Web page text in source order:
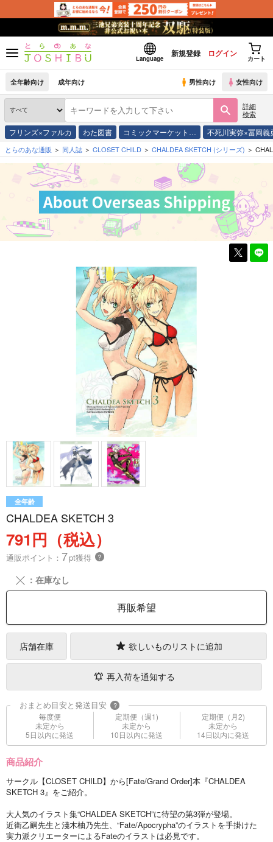
Language
新規登録 ログイン
カート
全年齢向け 成年向け 男性向け 女性向け
詳細
検索
フリンズ×ファルカ わた図書 コミックマーケット… 不死川実弥×冨岡義
とらのあな通販 同人誌 CLOSET CHILD CHALDEA SKETCH (シリーズ)
全年齢
CHALDEA SKETCH 3
791円（税込）
通販ポイント： 7pt獲得 ？
╳ ：在庫なし
再販希望
店舗在庫 欲しいものリストに追加
再入荷を通知する
おまとめ目安と発送目安 ?
毎度便
未定から
5日以内に発送
定期便（週1)
未定から
10日以内に発送
定期便（月2)
未定から
14日以内に発送
商品紹介
サークル【CLOSET CHILD】から[Fate/Grand Order]本『CHALDEA
SKETCH 3』をご紹介。
大人気のイラスト集“CHALDEA SKETCH”に待望の第3弾が登場。
近衛乙嗣先生と淺木柚乃先生、“Fate/Apocrypha”のイラストを手掛けた
実力派クリエーターによるFateのイラストは必見です。